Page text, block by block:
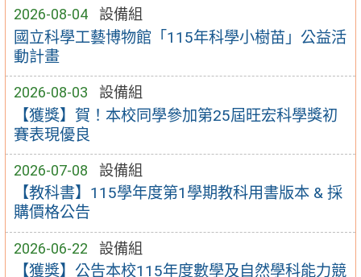
2026-08-04 設備組
國立科學工藝博物館「115年科學小樹苗」公益活
動計畫
2026-08-03 設備組
【獲獎】賀！本校同學參加第25屆旺宏科學獎初
賽表現優良
2026-07-08 設備組
【教科書】115學年度第1學期教科用書版本 & 採
購價格公告
2026-06-22 設備組
【獲獎】公告本校115年度數學及自然學科能力競